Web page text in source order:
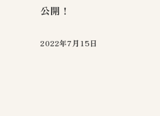
公開！
2022年7月15日